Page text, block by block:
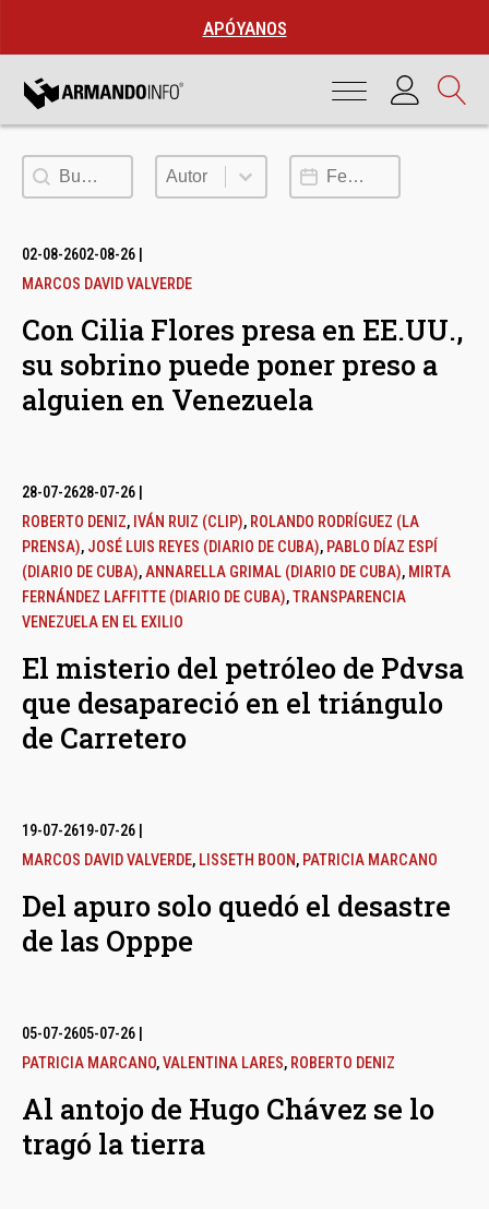
APÓYANOS
Buscar Autor
Autor Fecha de publicación
02-08-2602-08-26
MARCOS DAVID VALVERDE
Con Cilia Flores presa en EE.UU.,
su sobrino puede poner preso a
alguien en Venezuela
28-07-2628-07-26
ROBERTO DENIZ, IVÁN RUIZ (CLIP), ROLANDO RODRÍGUEZ (LA
PRENSA), JOSÉ LUIS REYES (DIARIO DE CUBA), PABLO DÍAZ ESPÍ
(DIARIO DE CUBA),ANNARELLA GRIMAL (DIARIO DE CUBA), MIRTA
FERNÁNDEZ LAFFITTE (DIARIO DE CUBA),TRANSPARENCIA
VENEZUELA EN EL EXILIO
El misterio del petróleo de Pdvsa
que desapareció en el triángulo
de Carretero
19-07-2619-07-26
MARCOS DAVID VALVERDE, LISSETH BOON, PATRICIA MARCANO
Del apuro solo quedó el desastre
de las Opppe
05-07-2605-07-26
PATRICIA MARCANO,VALENTINA LARES, ROBERTO DENIZ
Al antojo de Hugo Chávez se lo
tragó la tierra